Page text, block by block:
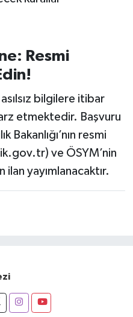
Resmi
bilgilere itibar
etmektedir. Başvuru
Bakanlığı’nın resmi
ve ÖSYM’nin
ilan yayımlanacaktır.